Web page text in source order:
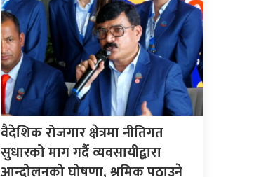
वैदेशिक रोजगार क्षेत्रमा नीतिगत
सुधारको माग गर्दै व्यवसायीद्वारा